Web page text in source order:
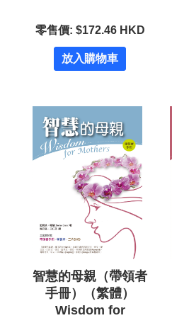
零售價: $172.46 HKD
放入購物車
智慧的母親（帶領者
手冊）（繁體）
Wisdom for